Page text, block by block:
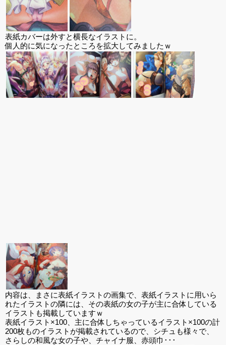
表紙カバーは外すと横長なイラストに。
個人的に気になったところを拡大してみましたｗ
内容は、まさに表紙イラストの画集で、表紙イラストに用いら
れたイラストの隣には、その表紙の女の子が主に合体している
イラストも掲載していますｗ
表紙イラスト×100、主に合体しちゃっているイラスト×100の計
200枚ものイラストが掲載されているので、シチュも様々で、
さらしの和風な女の子や、チャイナ服、赤頭巾･･･